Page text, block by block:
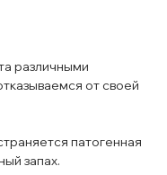
различными
от своей
патогенная
запах.